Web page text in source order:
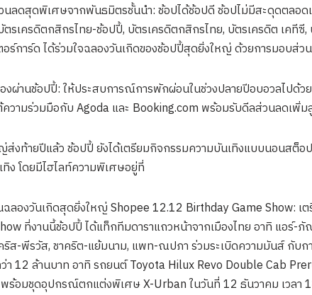
ลดสุดพิเศษจากพันธมิตรชั้นนำ: ช้อปได้ช้อปดี ช้อปไม่มีสะดุดตลอ
รเครดิตกสิกรไทย-ช้อปปี้, บัตรเครดิตกสิกรไทย, บัตรเครดิต เคที
อร์การ์ด ได้ร่วมใจฉลองวันเกิดของช้อปปี้สุดยิ่งใหญ่ ด้วยการมอบ
งผ่านช้อปปี้: ให้ประสบการณ์การพักผ่อนในช่วงปลายปีอบอวลไปด้ว
วามร่วมมือกับ Agoda และ Booking.com พร้อมรับดีลส่วนลดเพิ่
ส่งท้ายปีแล้ว ช้อปปี้ ยังได้เตรียมกิจกรรมความบันเทิงแบบนอนสต็
ง โดยมีไฮไลท์ความพิเศษอยู่ที่
ฉลองวันเกิดสุดยิ่งใหญ่ Shopee 12.12 Birthday Game Show:
ที่งานนี้ช้อปปี้ ได้แท็กทีมดาราแถวหน้าจากเมืองไทย อาทิ แอ
ส-พีรวัส, ชาคริต-แย้มนาม, แพท-ณปภา ร่วมระเบิดความมันส์ กับก
า 12 ล้านบาท อาทิ รถยนต์ Toyota Hilux Revo Double Cab
ร้อมชุดอุปกรณ์ตกแต่งพิเศษ X-Urban ในวันที่ 12 ธันวาคม เวลา